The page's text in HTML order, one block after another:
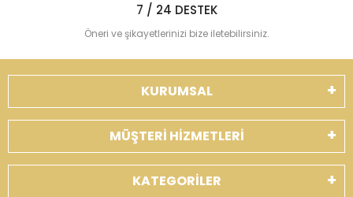
7 / 24 DESTEK
Öneri ve şikayetlerinizi bize iletebilirsiniz.
KURUMSAL
MÜŞTERİ HİZMETLERİ
KATEGORİLER